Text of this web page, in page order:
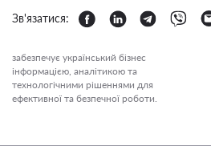
Зв'язатися:
забезпечує український бізнес
інформацією, аналітикою та
технологічними рішеннями для
ефективної та безпечної роботи.